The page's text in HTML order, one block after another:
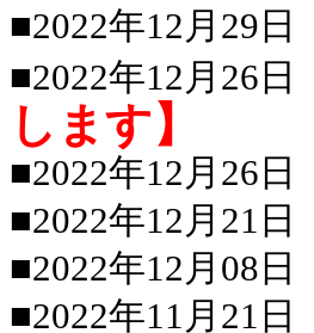
■2022年12月29日
■2022年12月26日
します】
■2022年12月26日
■2022年12月21日
■2022年12月08日
■2022年11月21日